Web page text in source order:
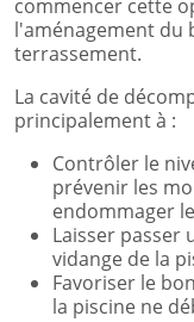
commencer cette
l'aménagement du
terrassement.
La cavité de
principalement à :
Contrôler le
prévenir les
endommager
Laisser passer
vidange de la
Favoriser le
la piscine ne